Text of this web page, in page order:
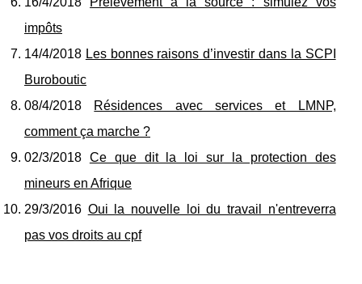
impôts
14/4/2018 Les bonnes raisons d’investir dans la SCPI
Buroboutic
08/4/2018 Résidences avec services et LMNP,
comment ça marche ?
02/3/2018 Ce que dit la loi sur la protection des
mineurs en Afrique
29/3/2016 Oui la nouvelle loi du travail n'entreverra
pas vos droits au cpf